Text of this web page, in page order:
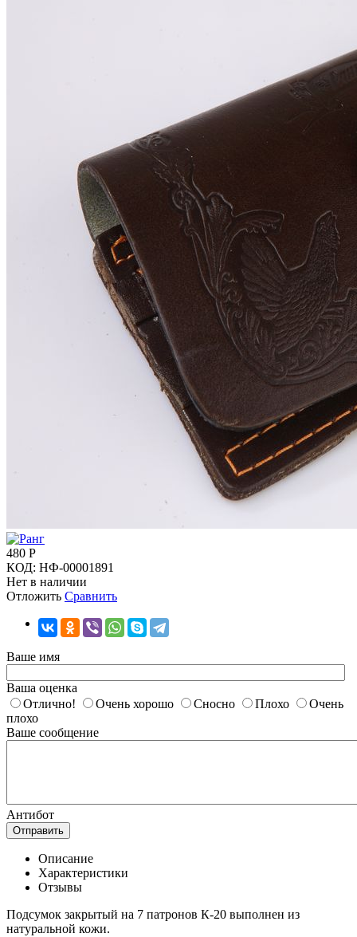
480 Р
КОД: НФ-00001891
Нет в наличии
Отложить Сравнить
Ваше имя
Ваша оценка
Отлично!
Очень хорошо Сносно Плохо
Очень
плохо
Ваше сообщение
Антибот
Отправить
Описание
Характеристики
Отзывы
Подсумок закрытый на 7 патронов К-20 выполнен из
натуральной кожи.